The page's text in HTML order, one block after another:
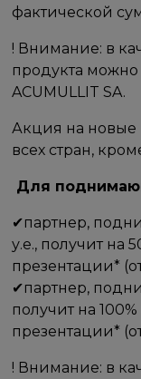
фактической
! Внимание: в
продукта
ACUMULLIT SA.
Акция на новые
всех стран,
​Для
✔​партнер,
у.е.,​ получит на​
презентации*
✔​партнер,
получит на
презентации*
! Внимание: в